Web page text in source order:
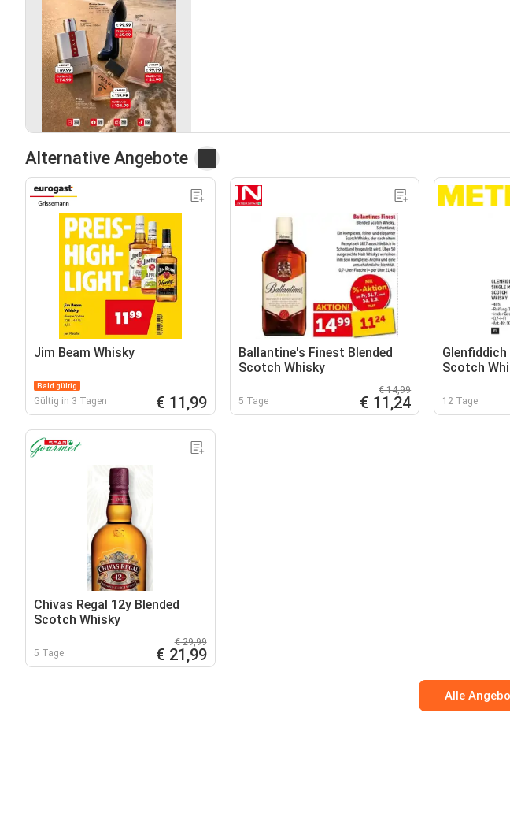
Alternative Angebote
Jim Beam Whisky
Bald gültig
Gültig in 3 Tagen € 11,99
Ballantine's Finest Blended
Scotch Whisky
5 Tage
€ 14,99
€ 11,24
Scotch
12 Tage
Chivas Regal 12y Blended
Scotch Whisky
5 Tage
€ 29,99
€ 21,99
Alle